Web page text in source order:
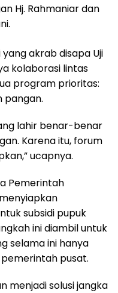
Hj. Rahmaniar dan
akrab disapa Uji
kolaborasi lintas
program prioritas:
pangan.
lahir benar-benar
Karena itu, forum
ucapnya.
Pemerintah
subsidi pupuk
ini diambil untuk
selama ini hanya
pusat.
menjadi solusi jangka